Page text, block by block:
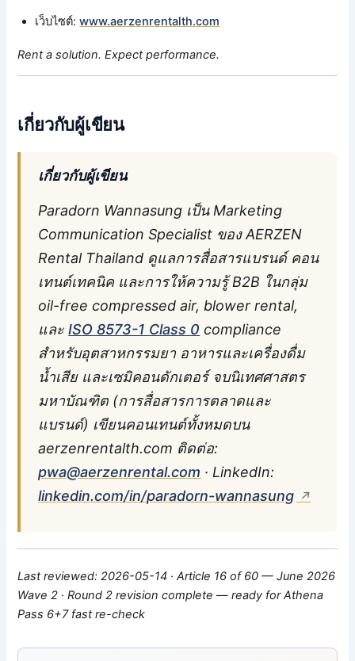
เว็บไซต์:www.aerzenrentalth.com
Rent a solution. Expect performance.
เกี่ยวกับผู้เขียน
เกี่ยวกับผู้เขียน
Paradorn Wannasung เป็น Marketing
Communication Specialist ของ AERZEN
Rental Thailand ดูแลการสื่อสารแบรนด์ คอน
เทนต์เทคนิค และการให้ความรู้ B2B ในกลุ่ม
oil-free compressed air, blower rental,
และISO 8573-1 Class 0 compliance
สำหรับอุตสาหกรรมยา อาหารและเครื่องดื่ม
น้ำเสีย และเซมิคอนดักเตอร์ จบนิเทศศาสตร
มหาบัณฑิต (การสื่อสารการตลาดและ
แบรนด์) เขียนคอนเทนต์ทั้งหมดบน
aerzenrentalth.com ติดต่อ:
pwa@aerzenrental.com · LinkedIn:
linkedin.com/in/paradorn-wannasung
Last reviewed: 2026-05-14 · Article 16 of 60 — June 2026
Wave 2 · Round 2 revision complete — ready for Athena
Pass 6+7 fast re-check